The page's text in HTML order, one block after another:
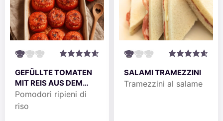
GEFÜLLTE TOMATEN
MIT REIS AUS DEM
OFEN
Pomodori ripieni di
riso
SALAMI TRAMEZZINI
Tramezzini al salame